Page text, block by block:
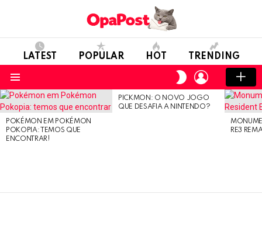
LATEST POPULAR HOT TRENDING
SWITCH
SKIN
LOGIN
LATEST
STORIES
POKÉMON EM POKÉMON
POKOPIA: TEMOS QUE
ENCONTRAR!
PICKMON: O NOVO JOGO
QUE DESAFIA A NINTENDO?
RE3